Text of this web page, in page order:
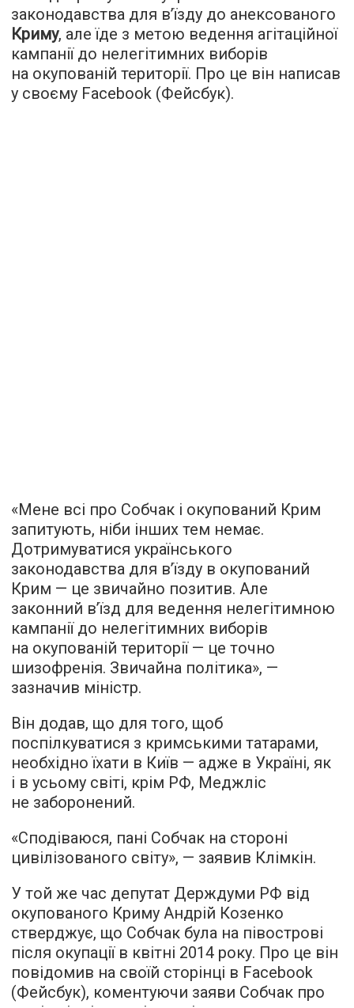
законодавства для в’їзду до анексованого
Криму, але їде з метою ведення агітаційної
кампанії до нелегітимних виборів
на окупованій території. Про це він написав
у своєму Facebook (Фейсбук).
«Мене всі про Собчак і окупований Крим
запитують, ніби інших тем немає.
Дотримуватися українського
законодавства для в’їзду в окупований
Крим — це звичайно позитив. Але
законний в’їзд для ведення нелегітимною
кампанії до нелегітимних виборів
на окупованій території — це точно
шизофренія. Звичайна політика», —
зазначив міністр.
Він додав, що для того, щоб
поспілкуватися з кримськими татарами,
необхідно їхати в Київ — адже в Україні, як
і в усьому світі, крім РФ, Меджліс
не заборонений.
«Сподіваюся, пані Собчак на стороні
цивілізованого світу», — заявив Клімкін.
У той же час депутат Держдуми РФ від
окупованого Криму Андрій Козенко
стверджує, що Собчак була на півострові
після окупації в квітні 2014 року. Про це він
повідомив на своїй сторінці в Facebook
(Фейсбук), коментуючи заяви Собчак про